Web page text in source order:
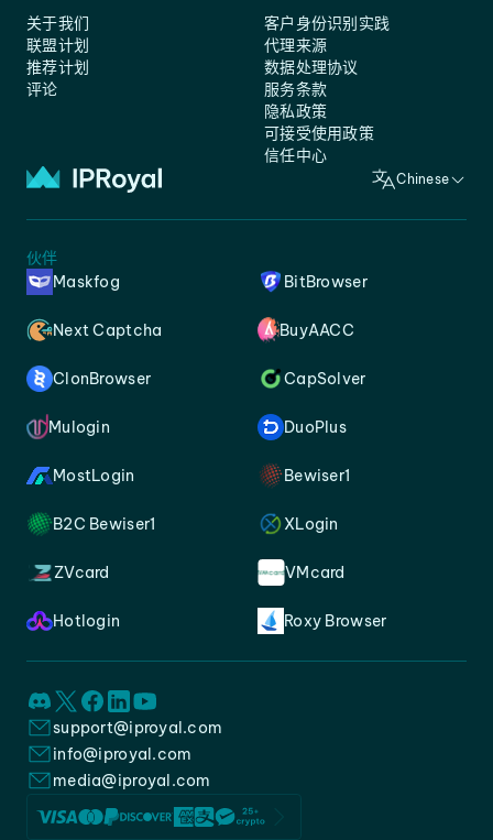
关于我们
联盟计划
推荐计划
评论
客户身份识别实践
代理来源
数据处理协议
服务条款
隐私政策
可接受使用政策
信任中心
Chinese
伙伴
Maskfog
BitBrowser
Next Captcha BuyAACC
ClonBrowser CapSolver
Mulogin DuoPlus
MostLogin Bewiser1
B2C Bewiser1 XLogin
ZVcard VMcard
Hotlogin Roxy Browser
support@iproyal.com
info@iproyal.com
media@iproyal.com